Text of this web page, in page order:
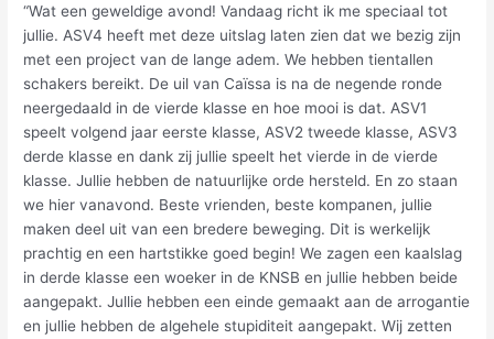
“Wat een geweldige avond! Vandaag richt ik me speciaal tot
jullie. ASV4 heeft met deze uitslag laten zien dat we bezig zijn
met een project van de lange adem. We hebben tientallen
schakers bereikt. De uil van Caïssa is na de negende ronde
neergedaald in de vierde klasse en hoe mooi is dat. ASV1
speelt volgend jaar eerste klasse, ASV2 tweede klasse, ASV3
derde klasse en dank zij jullie speelt het vierde in de vierde
klasse. Jullie hebben de natuurlijke orde hersteld. En zo staan
we hier vanavond. Beste vrienden, beste kompanen, jullie
maken deel uit van een bredere beweging. Dit is werkelijk
prachtig en een hartstikke goed begin! We zagen een kaalslag
in derde klasse een woeker in de KNSB en jullie hebben beide
aangepakt. Jullie hebben een einde gemaakt aan de arrogantie
en jullie hebben de algehele stupiditeit aangepakt. Wij zetten